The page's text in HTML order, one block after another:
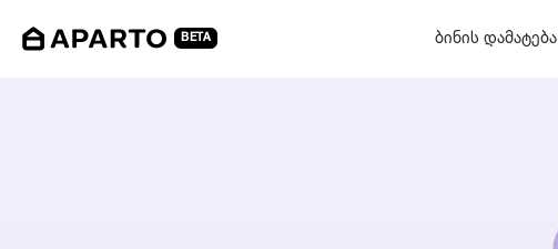
BETA ბინის დამატება